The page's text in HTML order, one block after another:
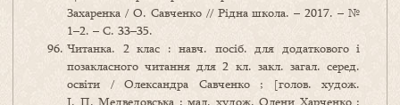
Захаренка / О. Савченко // Рідна школа. – 2017. – №
1–2. – С. 33–35.
Читанка. 2 клас : навч. посіб. для додаткового і
позакласного читання для 2 кл. закл. загал. серед.
освіти / Олександра Савченко ; [голов. худож.
І. П. Медведовська ; мал. худож. Олени Харченко ;